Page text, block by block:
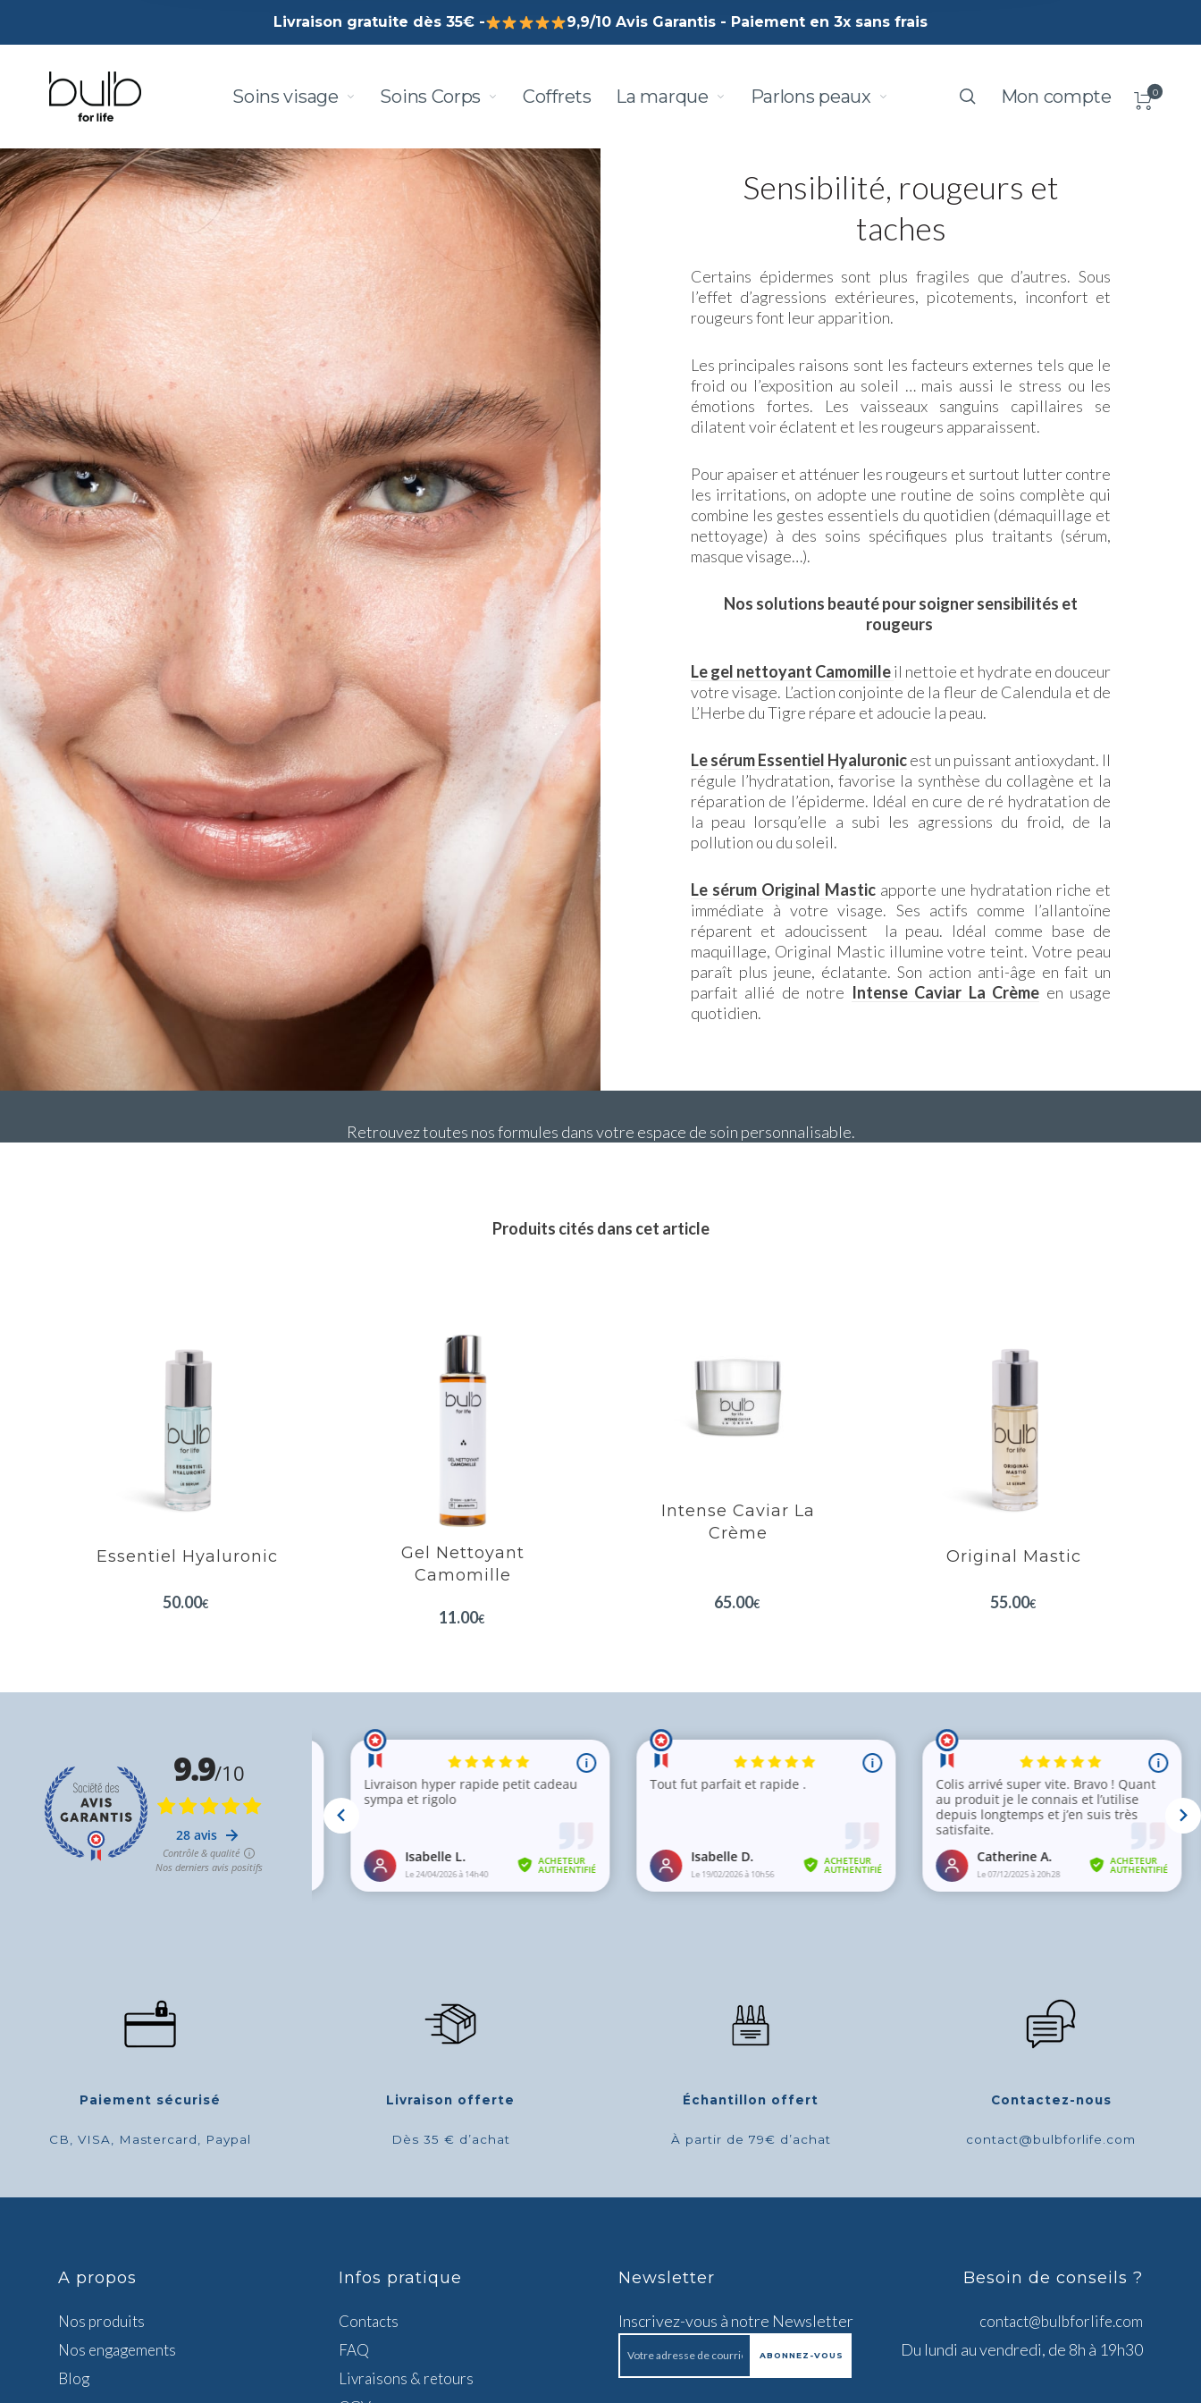
Livraison gratuite dès 35€ - 9,9/10 Avis Garantis - Paiement en 3x sans frais
Soins visage Soins Corps Coffrets La marque Parlons peaux Mon compte 0
Sensibilité, rougeurs et
taches
Certains épidermes sont plus fragiles que d’autres. Sous
l’effet d’agressions extérieures, picotements, inconfort et
rougeurs font leur apparition.
Les principales raisons sont les facteurs externes tels que le
froid ou l’exposition au soleil … mais aussi le stress ou les
émotions fortes. Les vaisseaux sanguins capillaires se
dilatent voir éclatent et les rougeurs apparaissent.
Pour apaiser et atténuer les rougeurs et surtout lutter contre
les irritations, on adopte une routine de soins complète qui
combine les gestes essentiels du quotidien (démaquillage et
nettoyage) à des soins spécifiques plus traitants (sérum,
masque visage…).
Nos solutions beauté pour soigner sensibilités et
rougeurs
Le gel nettoyant Camomilleil nettoie et hydrate en douceur
votre visage. L’action conjointe de la fleur de Calendula et de
L’Herbe du Tigre répare et adoucie la peau.
Le sérum Essentiel Hyaluronicest un puissant antioxydant. Il
régule l’hydratation, favorise la synthèse du collagène et la
réparation de l’épiderme. Idéal en cure de ré hydratation de
la peau lorsqu’elle a subi les agressions du froid, de la
pollution ou du soleil.
Le sérum Original Masticapporte une hydratation riche et
immédiate à votre visage. Ses actifs comme l’allantoïne
réparent et adoucissent la peau. Idéal comme base de
maquillage, Original Mastic illumine votre teint. Votre peau
paraît plus jeune, éclatante. Son action anti-âge en fait un
parfait allié de notre Intense Caviar La Crème en usage
quotidien.
Retrouvez toutes nos formules dans votre espace de soin personnalisable.
Produits cités dans cet article
Essentiel Hyaluronic
50.00€
Essentiel Hyaluronic
Hydrate en profondeur
Antioxydant
Repulpe la peau
Gel Nettoyant
Camomille
11.00€
Gel Nettoyant
Camomille
Nettoie et adoucit la peau
Grande sensation de
Intense Caviar La
Crème
65.00€
Soin protecteur.
Anti-oxydante.
Resserre les pores, préserve
du relâchement cutané.
Original Mastic
55.00€
Original Mastic
Unifie et illumine le teint
Hydrate et adoucit votre
peau
Renouvellement cellulaire
Paiement sécurisé
CB, VISA, Mastercard, Paypal
Livraison offerte
Dès 35 € d’achat
Échantillon offert
À partir de 79€ d’achat
Contactez-nous
contact@bulbforlife.com
A propos
Nos produits
Nos engagements
Blog
Infos pratique
Contacts
FAQ
Livraisons & retours
Newsletter
Inscrivez-vous à notre Newsletter
Besoin de conseils ?
contact@bulbforlife.com
Du lundi au vendredi, de 8h à 19h30